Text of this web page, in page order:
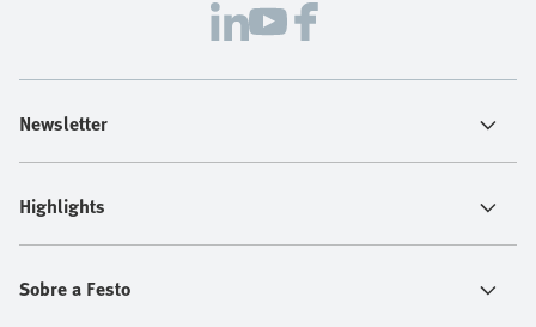
Newsletter
Highlights
Sobre a Festo